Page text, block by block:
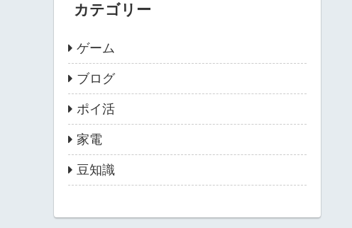
カテゴリー
ゲーム
ブログ
ポイ活
家電
豆知識